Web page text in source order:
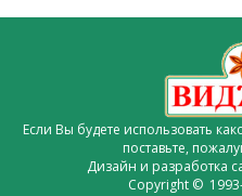
Если Вы будете использовать
поставьте,
Дизайн и разработка
Copyright ©